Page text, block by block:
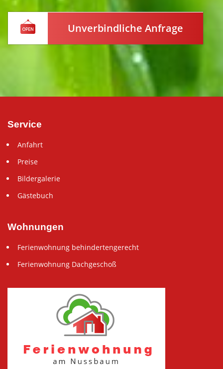
Unverbindliche Anfrage
Service
Anfahrt
Preise
Bildergalerie
Gästebuch
Wohnungen
Ferienwohnung behindertengerecht
Ferienwohnung Dachgeschoß